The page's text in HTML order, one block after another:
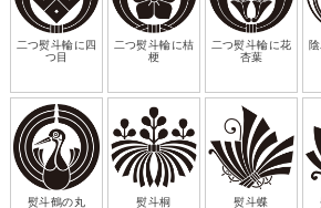
二つ熨斗輪に四
つ目
二つ熨斗輪に桔
梗
二つ熨斗輪に花
杏葉
熨斗鶴の丸 熨斗桐 熨斗蝶